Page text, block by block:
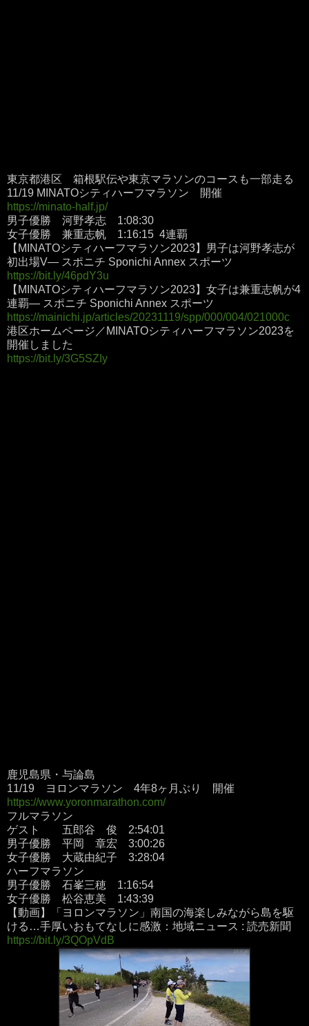
東京都港区 箱根駅伝や東京マラソンのコースも一部走る
11/19 MINATOシティハーフマラソン 開催
https://minato-half.jp/
男子優勝 河野孝志 1:08:30
女子優勝 兼重志帆 1:16:15 4連覇
【MINATOシティハーフマラソン2023】男子は河野孝志が
初出場V― スポニチ Sponichi Annex スポーツ
https://bit.ly/46pdY3u
【MINATOシティハーフマラソン2023】女子は兼重志帆が4
連覇― スポニチ Sponichi Annex スポーツ
https://mainichi.jp/articles/20231119/spp/000/004/021000c
港区ホームページ／MINATOシティハーフマラソン2023を
開催しました
https://bit.ly/3G5SZIy
鹿児島県・与論島
11/19 ヨロンマラソン 4年8ヶ月ぶり 開催
https://www.yoronmarathon.com/
フルマラソン
ゲスト 五郎谷 俊 2:54:01
男子優勝 平岡 章宏 3:00:26
女子優勝 大蔵由紀子 3:28:04
ハーフマラソン
男子優勝 石峯三穂 1:16:54
女子優勝 松谷恵美 1:43:39
【動画】「ヨロンマラソン」南国の海楽しみながら島を駆
ける…手厚いおもてなしに感激：地域ニュース : 読売新聞
https://bit.ly/3QOpVdB